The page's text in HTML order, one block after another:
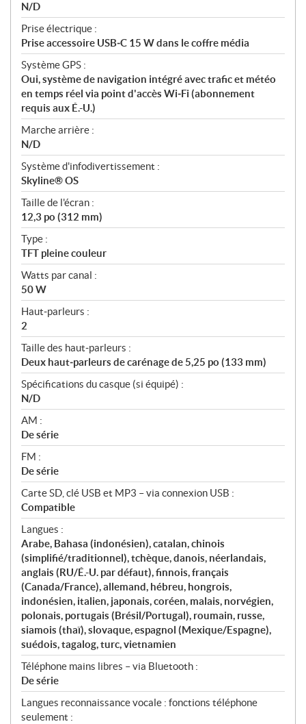
N/D
Prise électrique :
Prise accessoire USB‑C 15 W dans le coffre média
Système GPS :
Oui, système de navigation intégré avec trafic et météo
en temps réel via point d'accès Wi‑Fi (abonnement
requis aux É.-U.)
Marche arrière :
N/D
Système d'infodivertissement :
Skyline® OS
Taille de l'écran :
12,3 po (312 mm)
Type :
TFT pleine couleur
Watts par canal :
50 W
Haut‑parleurs :
2
Taille des haut‑parleurs :
Deux haut‑parleurs de carénage de 5,25 po (133 mm)
Spécifications du casque (si équipé) :
N/D
AM :
De série
FM :
De série
Carte SD, clé USB et MP3 – via connexion USB :
Compatible
Langues :
Arabe, Bahasa (indonésien), catalan, chinois
(simplifié/traditionnel), tchèque, danois, néerlandais,
anglais (RU/É.-U. par défaut), finnois, français
(Canada/France), allemand, hébreu, hongrois,
indonésien, italien, japonais, coréen, malais, norvégien,
polonais, portugais (Brésil/Portugal), roumain, russe,
siamois (thaï), slovaque, espagnol (Mexique/Espagne),
suédois, tagalog, turc, vietnamien
Téléphone mains libres – via Bluetooth :
De série
Langues reconnaissance vocale : fonctions téléphone
seulement :